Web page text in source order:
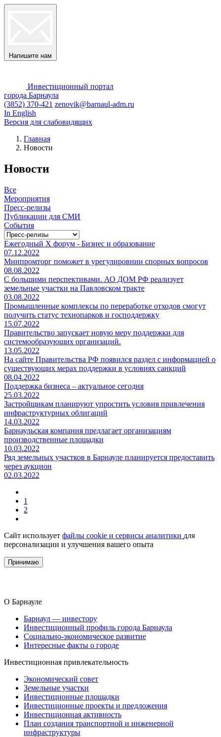
Напишите нам
Инвестиционный портал
города Барнаула
(3852) 370-421 zenovik@barnaul-adm.ru
In English
Версия для слабовидящих
Главная
Новости
Новости
Все
Мероприятия
Пресс-релизы
Публикации для СМИ
События
Ежегодный Х форум - Бизнес и образование
07.12.2022
Минпромторг поможет в урегулировнии спорных вопросов
08.08.2022
С большими перспективами. АО ДОМ РФ реализует
земельные участки на Павловском тракте
03.08.2022
Промышленные комплексы по переработке отходов смогут
получить статус технопарков и господдержку
15.07.2022
Правительство запускает новую меру поддержки для
системообразующих организаций.
13.05.2022
На сайте Правительства РФ появился раздел с информацией о
существующих мерах поддержки в условиях санкций
08.04.2022
Поддержка бизнеса – актуальное сегодня
25.03.2022
Застройщикам планируют упростить условия привлечения
инфраструктурных облигаций
14.03.2022
Барнаульская компания предлагает организациям
производственные площадки
10.03.2022
Ряд земельных участков в Барнауле планируется предоставить
через аукцион
02.03.2022
1
2
Сайт использует файлы cookie и сервисы аналитики для
персонализации и улучшения вашего опыта
Принимаю
О Барнауле
Барнаул — инвестору
Инвестиционный профиль города Барнаула
Социально-экономическое развитие
Интересные факты о городе
Инвестиционная привлекательность
Экономический совет
Земельные участки
Инвестиционные площадки
Инвестиционные проекты и предложения
Инвестиционная активность
План создания транспортной и инженерной
инфраструктуры